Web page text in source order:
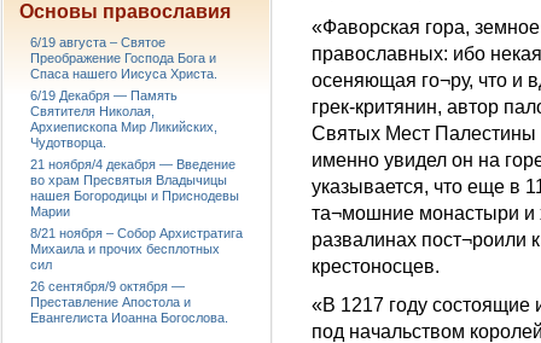
«Фаворская гора,
православных: ибо
осеняющая го¬ру, что и
грек-критянин, автор
Святых Мест Палестины
именно увидел он на
указывается, что еще в
та¬мошние монастыри и
развалинах пост¬роили
крестоносцев.
«В 1217 году состоящие
под начальством
Основы православия
6/19 августа – Святое
Преображение Господа Бога и
Спаса нашего Иисуса Христа.
6/19 Декабря — Память
Святителя Николая,
Архиепископа Мир Ликийских,
Чудотворца.
21 ноября/4 декабря — Введение
во храм Пресвятыя Владычицы
нашея Богородицы и Приснодевы
Марии
8/21 ноября – Собор Архистратига
Михаила и прочих бесплотных
сил
26 сентября/9 октября —
Преставление Апостола и
Евангелиста Иоанна Богослова.